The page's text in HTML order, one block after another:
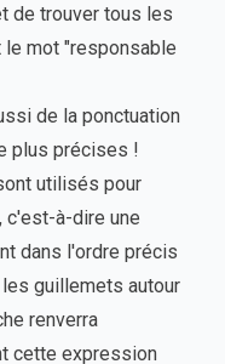
de trouver tous les
le mot "responsable
de la ponctuation
plus précises !
utilisés pour
c'est-à-dire une
dans l'ordre précis
guillemets autour
renverra
cette expression